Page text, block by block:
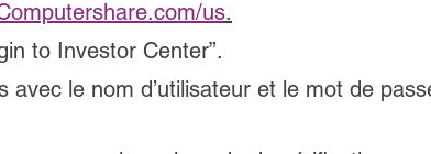
us.
to Investor Center”.
avec le nom d’utilisateur et le mot de